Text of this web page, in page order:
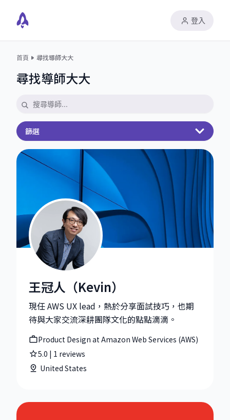
登入
首頁 尋找導師大大
尋找導師大大
篩選
王冠人（Kevin）|Product Design at Amazon Web
王冠人（Kevin）
現任 AWS UX lead，熱於分享面試技巧，也期
待與大家交流深耕團隊文化的點點滴滴。
Product Design at Amazon Web Services (AWS)
5.0 | 1 reviews
United States